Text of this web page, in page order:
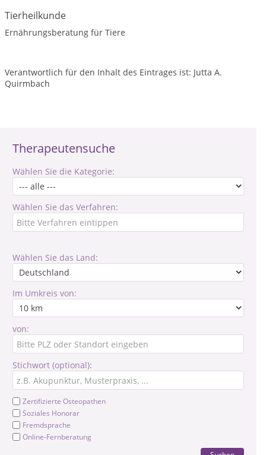
Therapeutensuche
Wählen Sie die Kategorie:
Wählen Sie das Verfahren:
Wählen Sie das Land:
Im Umkreis von:
von:
Stichwort (optional):
Zertifizierte Osteopathen
Soziales Honorar
Fremdsprache
Online-Fernberatung
Tierheilkunde
Ernährungsberatung für Tiere
Verantwortlich für den Inhalt des Eintrages ist: Jutta A.
Quirmbach